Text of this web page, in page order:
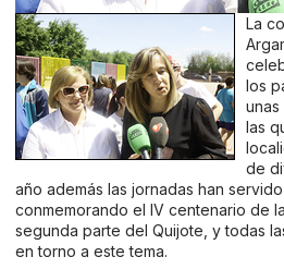
La
los
unas
las
de
año además las jornadas han
conmemorando el IV centenario de
segunda parte del Quijote, y todas
en torno a este tema.